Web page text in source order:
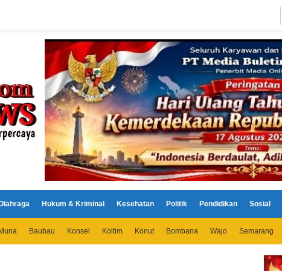
Hukum & Kriminal Kesehatan Politik Pendidikan Sosial
Baubau Konsel Koltim Konut Bombana Wajo Semarang